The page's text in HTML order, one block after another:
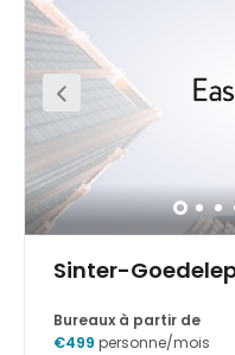
eateries offering great
station is only a short
centre easily
location is also right
access to the heart of
secure car parking
work without any hassle.
Sinter-
Bureaux à partir de
€499 personne/mois